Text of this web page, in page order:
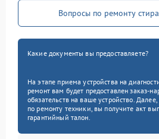
Вопросы по ремонту
Какие документы вы предоставляете?
На этапе приема устройства на
ремонт вам будет предоставлен заказ-
обязательств на ваше устройство.
по ремонту техники, вы получите акт
гарантийный талон.